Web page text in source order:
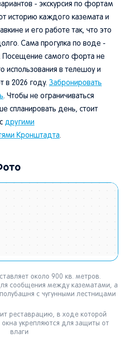
- экскурсия по фортам
историю каждого каземата и
и его работе так, что это
Сама прогулка по воде -
Посещение самого форта не
использования в телешоу и
в 2026 году. Забронировать
. Чтобы не ограничиваться
спланировать день, стоит
другими
Кронштадта.
около 900 кв. метров.
сообщения между казематами, а
с чугунными лестницами
реставрацию, в ходе которой
укрепляются для защиты от
влаги